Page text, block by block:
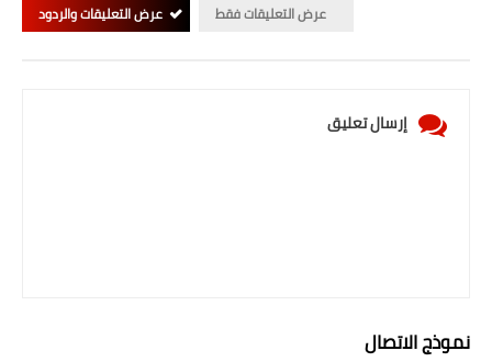
عرض التعليقات فقط
عرض التعليقات والردود
إرسال تعليق
نموذج الاتصال